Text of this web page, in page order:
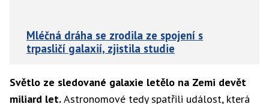
Mléčná dráha se zrodila ze spojení s
trpasličí galaxií, zjistila studie
Světlo ze sledované galaxie letělo na Zemi devět
miliard let.Astronomové tedy spatřili událost, která